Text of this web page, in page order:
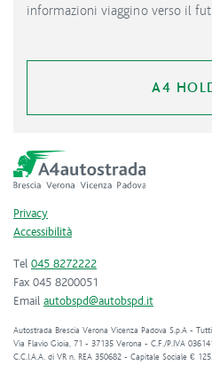
informazioni viaggino verso il
A4
Privacy
Accessibilità
Tel 045 8272222
Fax 045 8200051
Email autobspd@autobspd.it
Autostrada Brescia Verona Vicenza Padova S.p.A -
Via Flavio Gioia, 71 - 37135 Verona - C.F./P.IVA
C.C.I.A.A. di VR n. REA 350682 - Capitale Sociale €